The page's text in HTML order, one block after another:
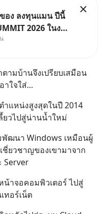
อง ลงทุนแมน ปีนี้
2026 ในงาน
กิจ Dr.PONG,
อิชิตัน มา
สร้างธุรกิจ
ามบ้านจึงเปรียบเสมือน
าใจใส่…
ำแหน่งสูงสุดในปี 2014
ยวไปสู่น่านน้ำใหม่
พัฒนา Windows เหมือนผู้
ยวชาญของเขามาจาก
Server
าจอคอมพิวเตอร์ ไปสู่
ทอร์เน็ต